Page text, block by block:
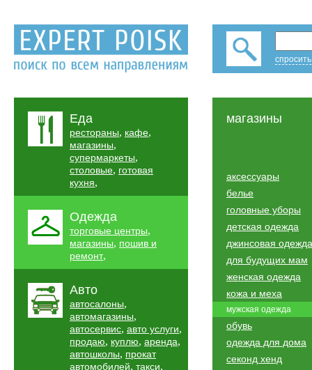
Еда
рестораны, кафе,
магазины,
супермаркеты,
столовые, готовая
кухня,
Одежда
торговые центры,
магазины, пошив и
ремонт,
Авто
автосалоны,
автомагазины,
автосервис, авто услуги,
продаю, куплю, аренда,
автошколы, прокат
автомобилей, такси,
магазины
аксессуары
белье
головные уборы
детская одежда
джинсовая одежда
для будущих мам
женская одежда
кожа и меха
мужская одежда
обувь
одежда для дома
секонд хенд